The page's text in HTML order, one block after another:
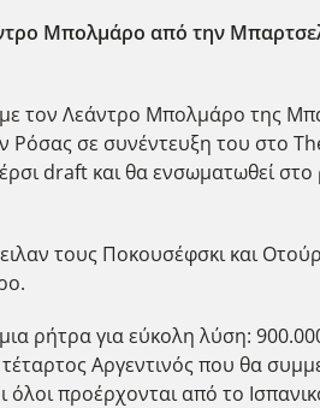
Μπολμάρο από την
με τον Λεάντρο Μπολμάρο της
σε συνέντευξη του στο
draft και θα ενσωματωθεί
τους Ποκουσέφσκι και
ρήτρα για εύκολη λύση:
Αργεντινός που θα
προέρχονται από το